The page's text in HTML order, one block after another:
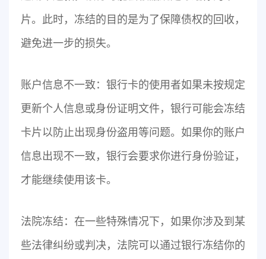
片。此时，冻结的目的是为了保障债权的回收，
避免进一步的损失。
账户信息不一致：银行卡的使用者如果未按规定
更新个人信息或身份证明文件，银行可能会冻结
卡片以防止出现身份盗用等问题。如果你的账户
信息出现不一致，银行会要求你进行身份验证，
才能继续使用该卡。
法院冻结：在一些特殊情况下，如果你涉及到某
些法律纠纷或判决，法院可以通过银行冻结你的